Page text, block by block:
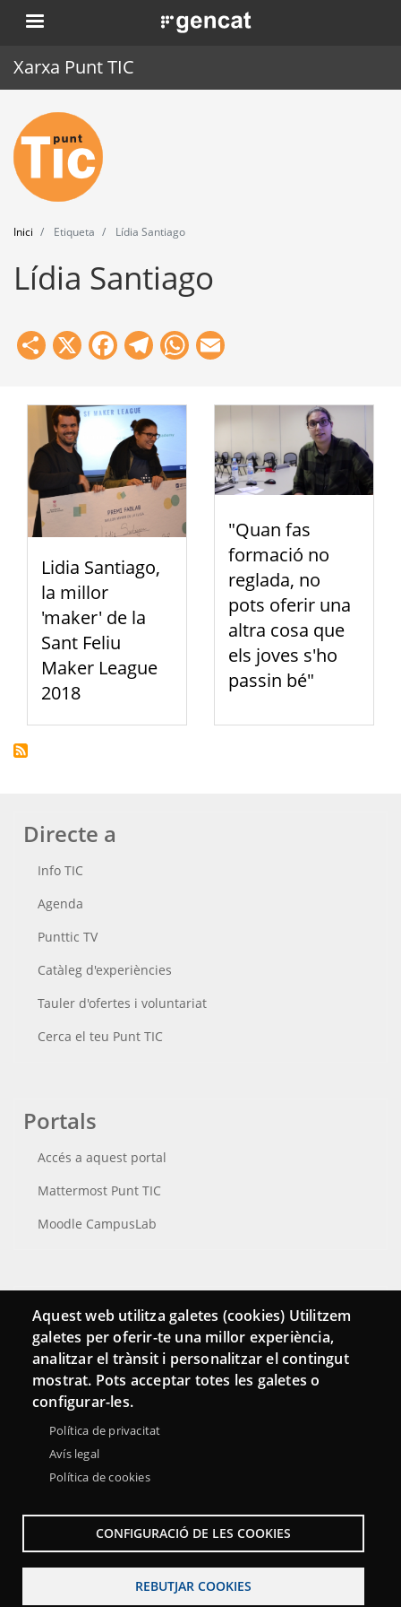
Vés
al
. Obre en una nova finestra.
Xarxa Punt TIC
Inici
Punt TIC
Actualitat
Agenda
Formació
Eines
Inici Etiqueta Lídia Santiago
Lídia Santiago
Share
X Facebook
Telegram
WhatsApp
Lidia Santiago,
la millor
'maker' de la
Sant Feliu
Maker League
2018
"Quan fas
formació no
reglada, no
pots oferir una
altra cosa que
els joves s'ho
passin bé"
Directe a
Info TIC
Agenda
Punttic TV
Catàleg d'experiències
Tauler d'ofertes i voluntariat
Cerca el teu Punt TIC
Portals
Accés a aquest portal
Mattermost Punt TIC
Moodle CampusLab
Connecta
Bustia de contacte
Butlletins
Aquest web utilitza galetes (cookies) Utilitzem
galetes per oferir-te una millor experiència,
analitzar el trànsit i personalitzar el contingut
mostrat. Pots acceptar totes les galetes o
configurar-les.
Política de privacitat
Avís legal
Política de cookies
CONFIGURACIÓ DE LES COOKIES
REBUTJAR COOKIES